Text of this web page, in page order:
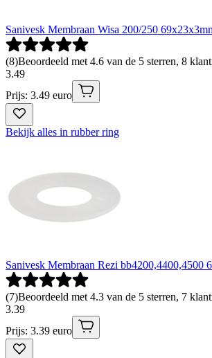
Sanivesk Membraan Wisa 200/250
(8)Beoordeeld met 4.6 van de 5 sterren, 8
3.49
Prijs: 3.49 euro
Bekijk alles in rubber ring
Sanivesk Membraan Rezi bb4200,4400,4500
(7)Beoordeeld met 4.3 van de 5 sterren, 7
3.39
Prijs: 3.39 euro